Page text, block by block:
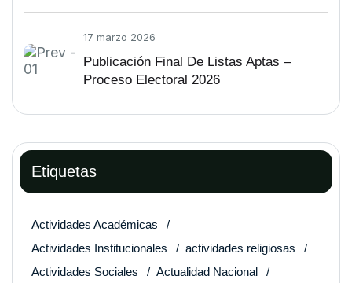
17 marzo 2026
Publicación Final De Listas Aptas –
Proceso Electoral 2026
Etiquetas
Actividades Académicas
Actividades Institucionales
actividades religiosas
Actividades Sociales
Actualidad Nacional